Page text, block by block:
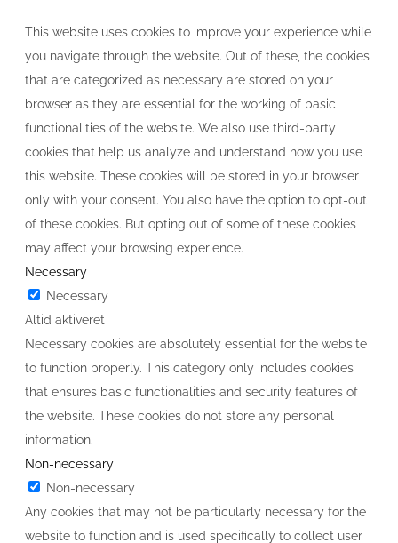
This website uses cookies to improve your experience while
you navigate through the website. Out of these, the cookies
that are categorized as necessary are stored on your
browser as they are essential for the working of basic
functionalities of the website. We also use third-party
cookies that help us analyze and understand how you use
this website. These cookies will be stored in your browser
only with your consent. You also have the option to opt-out
of these cookies. But opting out of some of these cookies
may affect your browsing experience.
Necessary
Necessary
Altid aktiveret
Necessary cookies are absolutely essential for the website
to function properly. This category only includes cookies
that ensures basic functionalities and security features of
the website. These cookies do not store any personal
information.
Non-necessary
Non-necessary
Any cookies that may not be particularly necessary for the
website to function and is used specifically to collect user